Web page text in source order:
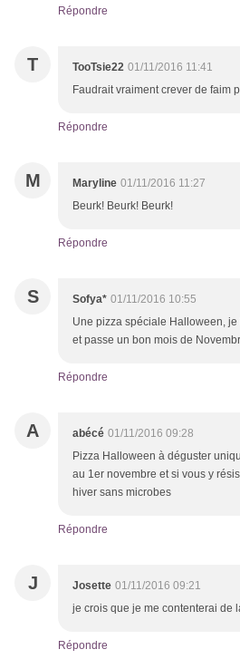
Répondre
T TooTsie22 01/11/2016 11:41
Faudrait vraiment crever de faim
Répondre
M Maryline 01/11/2016 11:27
Beurk! Beurk! Beurk!
Répondre
S Sofya* 01/11/2016 10:55
Une pizza spéciale Halloween, je
et passe un bon mois de
Répondre
A abécé 01/11/2016 09:28
Pizza Halloween à déguster
au 1er novembre et si vous y
hiver sans microbes
Répondre
J Josette 01/11/2016 09:21
je crois que je me contenterai de
Répondre